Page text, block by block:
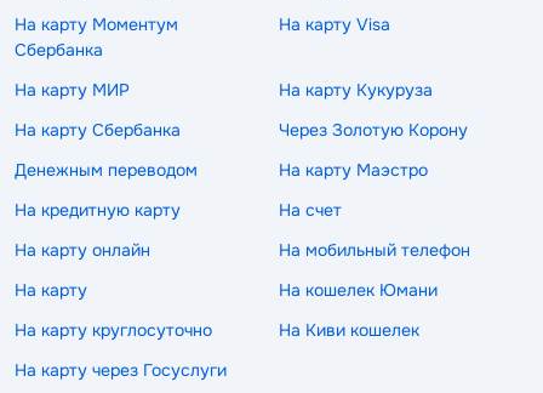
На карту Моментум
Сбербанка
На карту Visa
На карту МИР
На карту Кукуруза
На карту Сбербанка
Через Золотую Корону
Денежным переводом
На карту Маэстро
На кредитную карту
На счет
На карту онлайн
На мобильный телефон
На карту
На кошелек Юмани
На карту круглосуточно
На Киви кошелек
На карту через Госуслуги